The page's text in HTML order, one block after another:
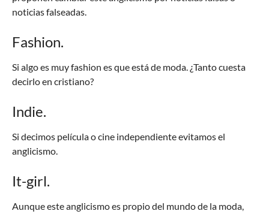
noticias falseadas.
Fashion.
Si algo es muy fashion es que está de moda. ¿Tanto cuesta
decirlo en cristiano?
Indie.
Si decimos película o cine independiente evitamos el
anglicismo.
It-girl.
Aunque este anglicismo es propio del mundo de la moda,